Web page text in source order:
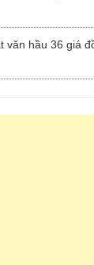
văn hầu 36 giá